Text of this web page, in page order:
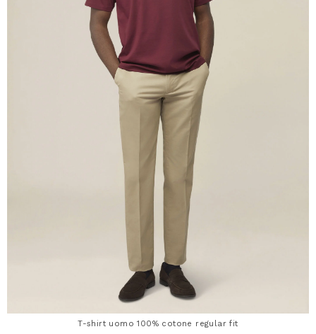
T-shirt uomo 100% cotone regular fit